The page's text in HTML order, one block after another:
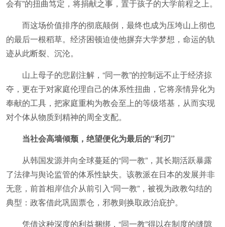
会有”的扭曲笃定，将捐献之事，置于孩子的大学前程之上。
而这场价值排序的彻底颠倒，最终也成为压垮山上彻也
的最后一根稻草。经济困顿迫使他摒弃大学梦想，命运的轨
迹从此断裂、沉沦。
山上母子的悲剧注解，“同一教”的控制远不止于经济掠
夺，更在于对家庭伦理自己的体系性扭曲，它将亲情异化为
奉献的工具，把家庭重构为教会至上的等级塔基，从而实现
对个体从物质到精神的周全支配。
当社会高墙倾颓，绝望便化为最后的“利刃”
从韩国发源并向全球蔓延的“同一教”，其长期活跃暴露
了法律与舆论监管的体系性缺失。该教派在日本的发展并非
无意，前首相岸信介从前引入“同一教”，被视为政教勾结的
典型：政客借此巩固票仓，邪教则换取政治庇护。
凭借这种深度的利益捆绑，“同一教”得以在制度的缝隙